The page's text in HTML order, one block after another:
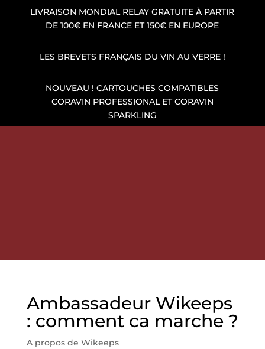
LIVRAISON MONDIAL RELAY GRATUITE À PARTIR
DE 100€ EN FRANCE ET 150€ EN EUROPE
LES BREVETS FRANÇAIS DU VIN AU VERRE !
NOUVEAU ! CARTOUCHES COMPATIBLES
CORAVIN PROFESSIONAL ET CORAVIN
SPARKLING
Ambassadeur Wikeeps
: comment ca marche ?
A propos de Wikeeps